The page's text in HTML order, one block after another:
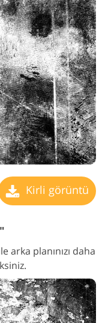
Kirli görüntü
planınızı daha